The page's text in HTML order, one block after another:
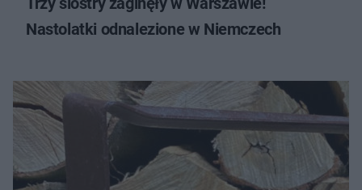
Nastolatki odnalezione w Niemczech